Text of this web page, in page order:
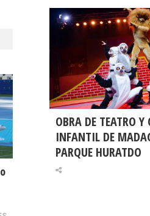
OBRA DE TEATRO Y
INFANTIL DE
PARQUE HURATDO